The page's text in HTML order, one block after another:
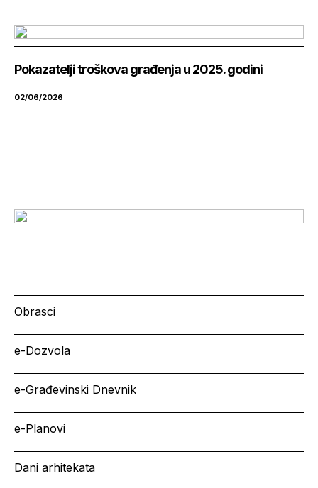
Pokazatelji troškova građenja u 2025. godini
02/06/2026
Obrasci
e-Dozvola
e-Građevinski Dnevnik
e-Planovi
Dani arhitekata